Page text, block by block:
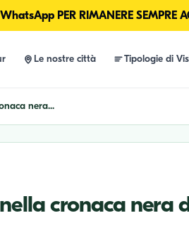
PER RIMANERE SEMPRE
Le nostre città Tipologie di
nera...
cronaca nera